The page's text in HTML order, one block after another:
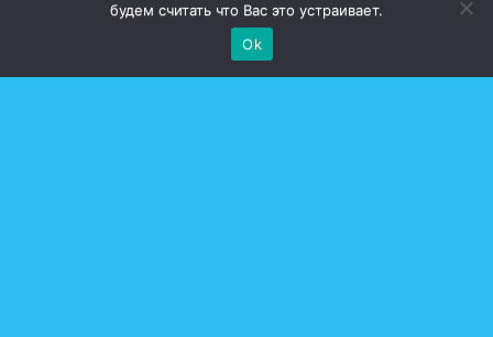
будем считать что Вас это устраивает.
Ok